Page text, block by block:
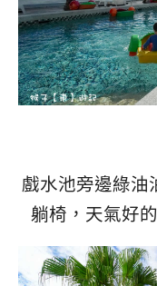
戲水池旁邊綠油
躺椅，天氣好